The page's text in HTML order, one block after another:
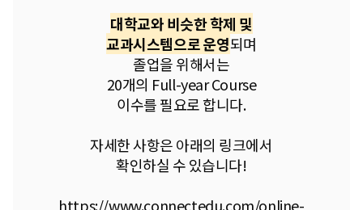
대학교와 비슷한 학제 및
교과시스템으로 운영되며
졸업을 위해서는
20개의 Full-year Course
이수를 필요로 합니다.
​자세한 사항은 아래의 링크에서
확인하실 수 있습니다!
https://www.connectedu.com/online-